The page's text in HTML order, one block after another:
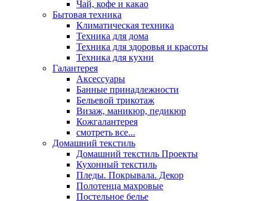
Чай, кофе и какао
Бытовая техника
Климатическая техника
Техника для дома
Техника для здоровья и красоты
Техника для кухни
Галантерея
Аксессуары
Банные принадлежности
Бельевой трикотаж
Визаж, маникюр, педикюр
Кожгалантерея
смотреть все...
Домашний текстиль
Домашний текстиль Проекты
Кухонный текстиль
Пледы. Покрывала. Декор
Полотенца махровые
Постельное белье